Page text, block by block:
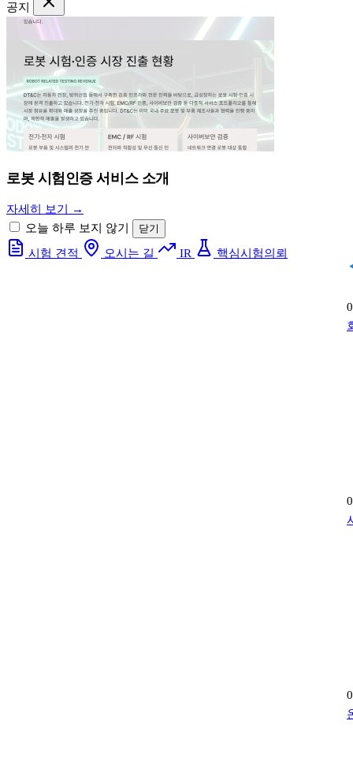
공지
로봇 시험인증 서비스 소개
자세히 보기 →
오늘 하루 보지 않기
닫기
시험 견적 오시는 길 IR 핵심시험의뢰